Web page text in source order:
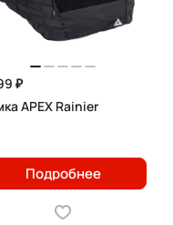
₽
APEX Rainier
Подробнее